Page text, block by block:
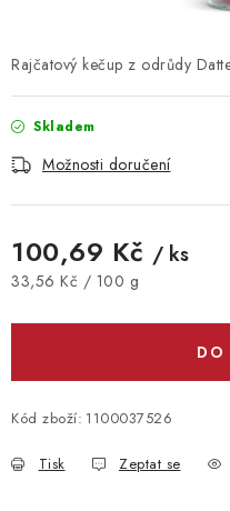
Rajčatový kečup z odrůdy
Skladem
Možnosti doručení
100,69 Kč / ks
Měrná cena:
33,56 Kč / 100 g
DO
Kód zboží: 1100037526
Tisk Zeptat se